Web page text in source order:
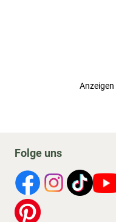
Anzeigen
Folge uns